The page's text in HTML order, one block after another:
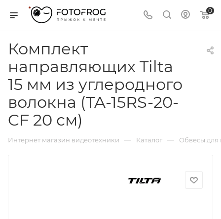
0
Комплект
направляющих Tilta
15 мм из углеродного
волокна (TA-15RS-20-
CF 20 см)
Интернет магазин видеотехники — Каталог — Обвесы для